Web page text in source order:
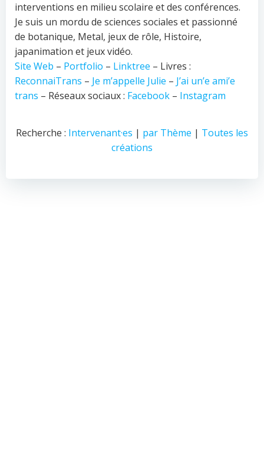
interventions en milieu scolaire et des conférences.
Je suis un mordu de sciences sociales et passionné
de botanique, Metal, jeux de rôle, Histoire,
japanimation et jeux vidéo.
Site Web – Portfolio – Linktree – Livres :
ReconnaiTrans – Je m’appelle Julie – J’ai un’e ami’e
trans – Réseaux sociaux : Facebook – Instagram
Recherche : Intervenant·es | par Thème | Toutes les
créations